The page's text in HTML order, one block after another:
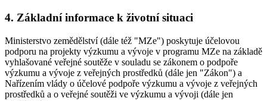
4. Základní informace k životní situaci
Ministerstvo zemědělství (dále též "MZe") poskytuje účelovou
podporu na projekty výzkumu a vývoje v programu MZe na základě
vyhlašované veřejné soutěže v souladu se zákonem o podpoře
výzkumu a vývoje z veřejných prostředků (dále jen "Zákon") a
Nařízením vlády o účelové podpoře výzkumu a vývoje z veřejných
prostředků a o veřejné soutěži ve výzkumu a vývoji (dále jen